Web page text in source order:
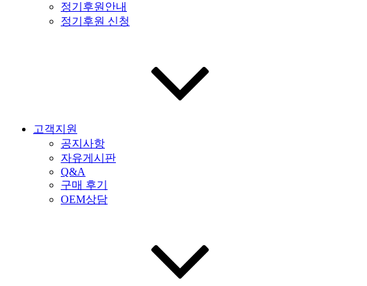
정기후원안내
정기후원 신청
고객지원
공지사항
자유게시판
Q&A
구매 후기
OEM상담